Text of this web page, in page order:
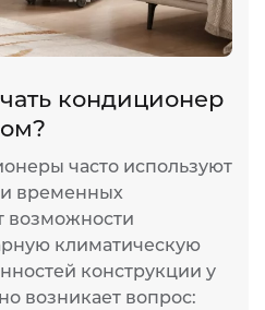
кондиционер
часто используют
и временных
возможности
климатическую
конструкции у
возникает вопрос: